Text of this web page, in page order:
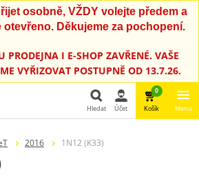
osobně, VŽDY volejte předem a
otevřeno. Děkujeme za pochopení.
PRODEJNA I E-SHOP ZAVŘENÉ. VAŠE
VYŘIZOVAT POSTUPNĚ OD 13.7.26.
Hledat Účet
0
Košík Menu
2016 1N12 (K33)